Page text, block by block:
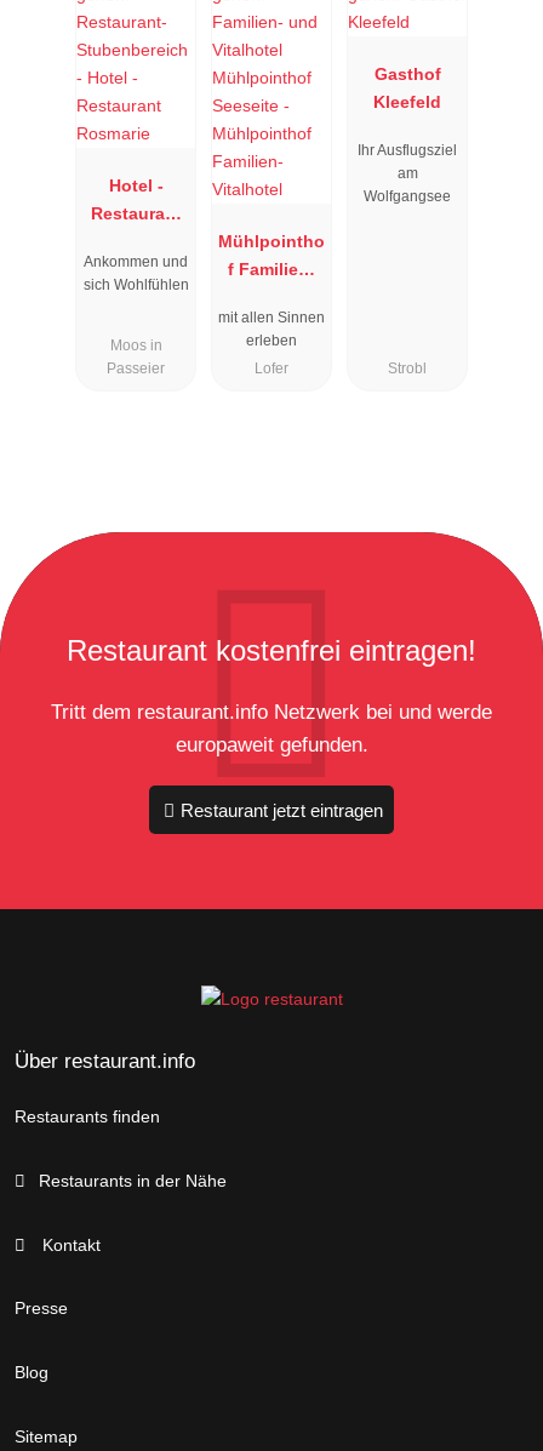
Hotel -
Restaurant
Ankommen und
sich Wohlfühlen
Moos in
Passeier
Mühlpointho
f Familien-
mit allen Sinnen
erleben
Lofer
Gasthof
Kleefeld
Ihr Ausflugsziel
am
Wolfgangsee
Strobl
Restaurant kostenfrei eintragen!
Tritt dem restaurant.info Netzwerk bei und werde
europaweit gefunden.
Restaurant jetzt eintragen
Über restaurant.info
Restaurants finden
Restaurants in der Nähe
Kontakt
Presse
Blog
Sitemap